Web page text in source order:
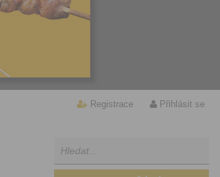
Registrace Přihlásit se